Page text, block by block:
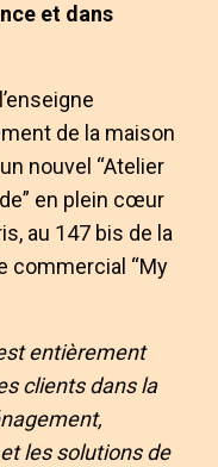
et dans
de la maison
nouvel “Atelier
en plein cœur
au 147 bis de la
commercial “My
entièrement
clients dans la
les solutions de